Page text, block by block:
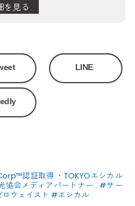
を見る
LINE
認証取得 ・TOKYOエシカル
協会メディアパートナー . #サー
ウェイスト #エシカル